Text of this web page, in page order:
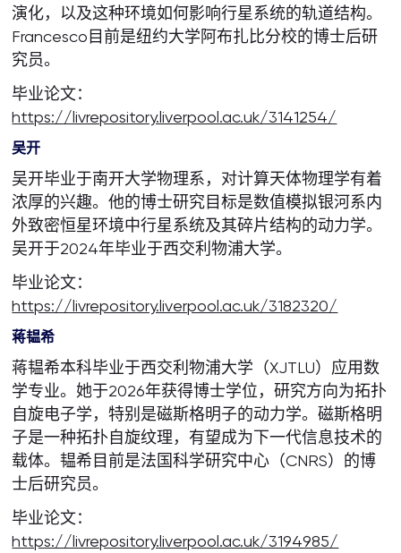
演化，以及这种环境如何影响行星系统的轨道结构。
Francesco目前是纽约大学阿布扎比分校的博士后研
究员。
毕业论文：
https://livrepository.liverpool.ac.uk/3141254/
吴开
吴开毕业于南开大学物理系，对计算天体物理学有着
浓厚的兴趣。他的博士研究目标是数值模拟银河系内
外致密恒星环境中行星系统及其碎片结构的动力学。
吴开于2024年毕业于西交利物浦大学。
毕业论文：
https://livrepository.liverpool.ac.uk/3182320/
蒋韫希
蒋韫希本科毕业于西交利物浦大学（XJTLU）应用数
学专业。她于2026年获得博士学位，研究方向为拓扑
自旋电子学，特别是磁斯格明子的动力学。磁斯格明
子是一种拓扑自旋纹理，有望成为下一代信息技术的
载体。韫希目前是法国科学研究中心（CNRS）的博
士后研究员。
毕业论文：
https://livrepository.liverpool.ac.uk/3194985/